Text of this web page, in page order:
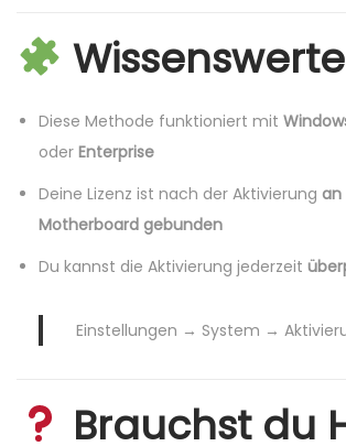
Diese Methode funktioniert mit
oder Enterprise
Deine Lizenz ist nach der Aktivierung an
Motherboard gebunden
Du kannst die Aktivierung jederzeit
Einstellungen → System →
Brauchst du